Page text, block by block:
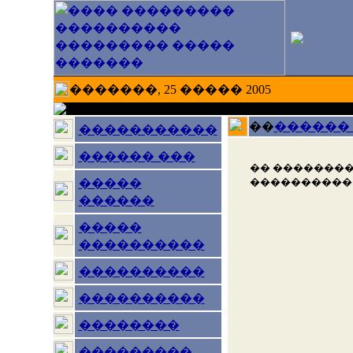
�������, 25 ����� 2005
�����������
������ ���
�����
������
�����
����������
����������
����������
��������
��������
��